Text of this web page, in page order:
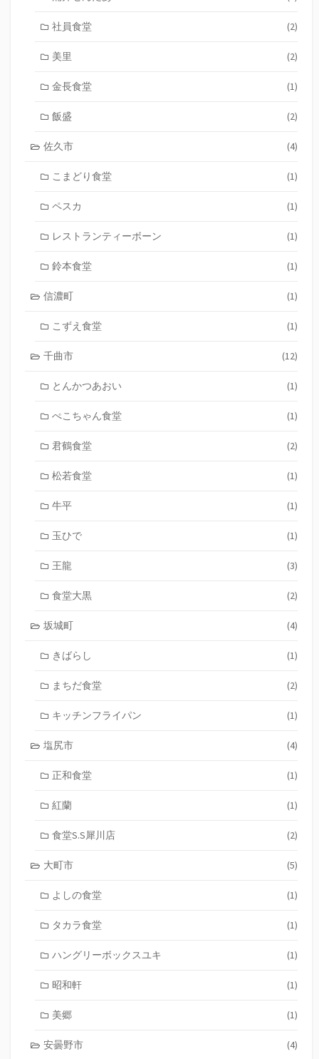
社員食堂 (2)
美里 (2)
金長食堂 (1)
飯盛 (2)
佐久市 (4)
こまどり食堂 (1)
ペスカ (1)
レストランティーボーン (1)
鈴本食堂 (1)
信濃町 (1)
こずえ食堂 (1)
千曲市 (12)
とんかつあおい (1)
ぺこちゃん食堂 (1)
君鶴食堂 (2)
松若食堂 (1)
牛平 (1)
玉ひで (1)
王龍 (3)
食堂大黒 (2)
坂城町 (4)
きばらし (1)
まちだ食堂 (2)
キッチンフライパン (1)
塩尻市 (4)
正和食堂 (1)
紅蘭 (1)
食堂S.S犀川店 (2)
大町市 (5)
よしの食堂 (1)
タカラ食堂 (1)
ハングリーボックスユキ (1)
昭和軒 (1)
美郷 (1)
安曇野市 (4)